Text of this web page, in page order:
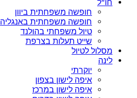
חו”ל
חופשה משפחתית ביוון
חופשה משפחתית באנגליה
טיול משפחתי בהולנד
שייט תעלות בצרפת
מסלול לטיול
לינה
יוקרתי
איפה לישון בצפון
איפה לישון במרכז